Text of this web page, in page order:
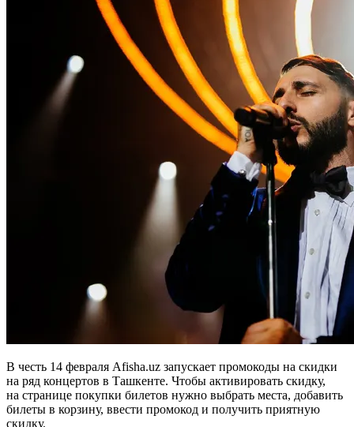
В честь 14 февраля Afisha.uz запускает промокоды на скидки
на ряд концертов в Ташкенте. Чтобы активировать скидку,
на странице покупки билетов нужно выбрать места, добавить
билеты в корзину, ввести промокод и получить приятную
скидку.